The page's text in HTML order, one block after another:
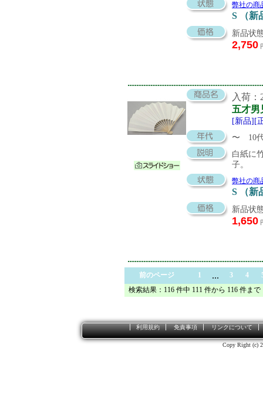
弊社の商
S （新
新品状
2,750
入荷：
五才男
[新品][
〜 10
白紙に
子。
弊社の商
S （新
新品状
1,650
前のページ 1 ... 3 4
検索結果：116 件中 111 件から 116 件まで
利用規約 免責事項 リンクについて
Copy Right (c)